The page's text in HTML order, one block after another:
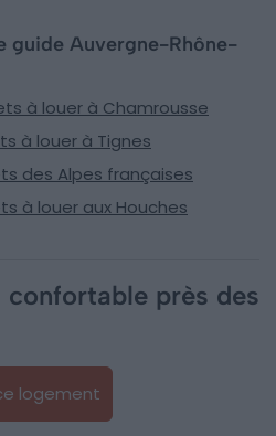
guide Auvergne-Rhône-
à louer à Chamrousse
à louer à Tignes
des Alpes françaises
à louer aux Houches
près des
logement